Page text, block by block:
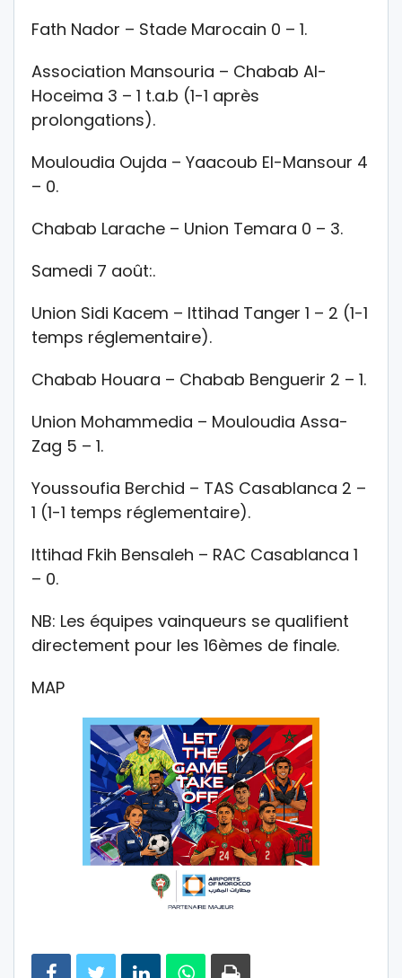
Fath Nador – Stade Marocain 0 – 1.
Association Mansouria – Chabab Al-
Hoceima 3 – 1 t.a.b (1-1 après
prolongations).
Mouloudia Oujda – Yaacoub El-Mansour 4
– 0.
Chabab Larache – Union Temara 0 – 3.
Samedi 7 août:.
Union Sidi Kacem – Ittihad Tanger 1 – 2 (1-1
temps réglementaire).
Chabab Houara – Chabab Benguerir 2 – 1.
Union Mohammedia – Mouloudia Assa-
Zag 5 – 1.
Youssoufia Berchid – TAS Casablanca 2 –
1 (1-1 temps réglementaire).
Ittihad Fkih Bensaleh – RAC Casablanca 1
– 0.
NB: Les équipes vainqueurs se qualifient
directement pour les 16èmes de finale.
MAP